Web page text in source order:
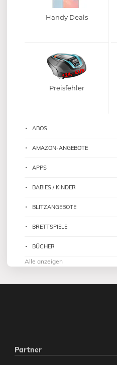
Handy Deals
Preisfehler
ABOS
AMAZON-ANGEBOTE
APPS
BABIES / KINDER
BLITZANGEBOTE
BRETTSPIELE
BÜCHER
Alle anzeigen
Partner